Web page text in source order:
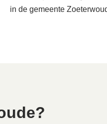
in de gemeente